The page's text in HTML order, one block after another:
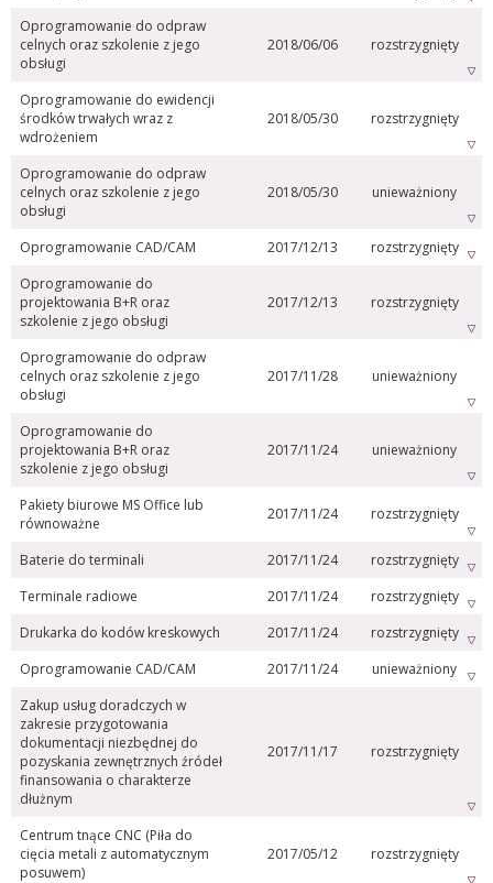
Oprogramowanie do odpraw
celnych oraz szkolenie z jego
obsługi
2018/06/06 rozstrzygnięty
Oprogramowanie do ewidencji
środków trwałych wraz z
wdrożeniem
2018/05/30 rozstrzygnięty
Oprogramowanie do odpraw
celnych oraz szkolenie z jego
obsługi
2018/05/30 unieważniony
Oprogramowanie CAD/CAM 2017/12/13
rozstrzygnięty
Oprogramowanie do
projektowania B+R oraz
szkolenie z jego obsługi
2017/12/13 rozstrzygnięty
Oprogramowanie do odpraw
celnych oraz szkolenie z jego
obsługi
2017/11/28 unieważniony
Oprogramowanie do
projektowania B+R oraz
szkolenie z jego obsługi
2017/11/24 unieważniony
Pakiety biurowe MS Office lub
równoważne
2017/11/24 rozstrzygnięty
Baterie do terminali 2017/11/24
rozstrzygnięty
Terminale radiowe
2017/11/24
rozstrzygnięty
Drukarka do kodów kreskowych
2017/11/24
rozstrzygnięty
Oprogramowanie CAD/CAM
2017/11/24
unieważniony
Zakup usług doradczych w
zakresie przygotowania
dokumentacji niezbędnej do
pozyskania zewnętrznych źródeł
finansowania o charakterze
dłużnym
2017/11/17 rozstrzygnięty
Centrum tnące CNC (Piła do
cięcia metali z automatycznym
posuwem)
2017/05/12 rozstrzygnięty